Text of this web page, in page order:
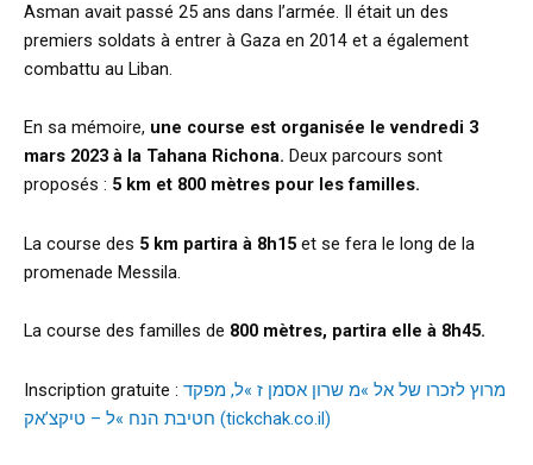
Asman avait passé 25 ans dans l’armée. Il était un des
premiers soldats à entrer à Gaza en 2014 et a également
combattu au Liban.
En sa mémoire, une course est organisée le vendredi 3
mars 2023 à la Tahana Richona. Deux parcours sont
proposés : 5 km et 800 mètres pour les familles.
La course des 5 km partira à 8h15 et se fera le long de la
promenade Messila.
La course des familles de 800 mètres, partira elle à 8h45.
Inscription gratuite : מרוץ לזכרו של אל »מ שרון אסמן ז »ל, מפקד
חטיבת הנח »ל – טיקצ’אק (tickchak.co.il)